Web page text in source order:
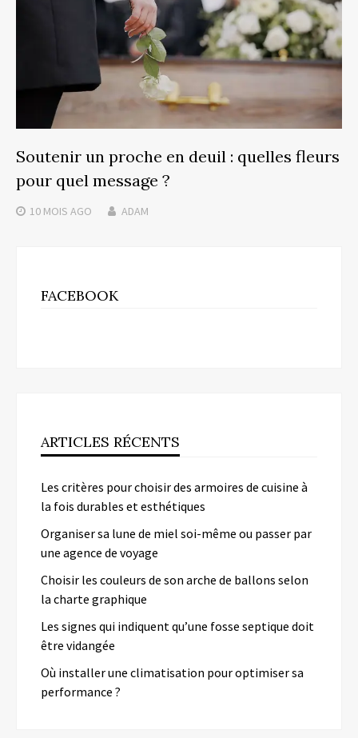
Soutenir un proche en deuil : quelles fleurs
pour quel message ?
10 MOIS AGO ADAM
FACEBOOK
ARTICLES RÉCENTS
Les critères pour choisir des armoires de cuisine à
la fois durables et esthétiques
Organiser sa lune de miel soi-même ou passer par
une agence de voyage
Choisir les couleurs de son arche de ballons selon
la charte graphique
Les signes qui indiquent qu’une fosse septique doit
être vidangée
Où installer une climatisation pour optimiser sa
performance ?